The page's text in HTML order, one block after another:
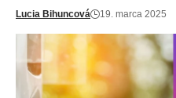
Lucia Bihuncová 19. marca 2025